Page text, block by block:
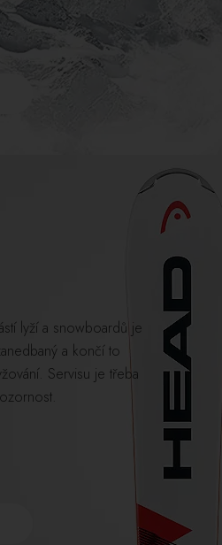
lyží a snowboardů je
a končí to
Servisu je třeba